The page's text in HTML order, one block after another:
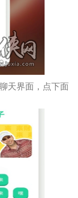
天界面，点下面